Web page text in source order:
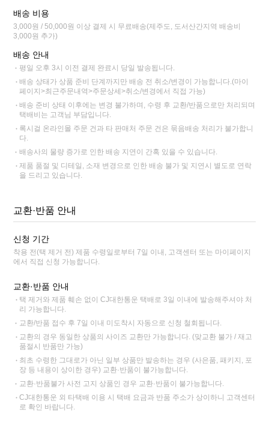
배송 비용
3,000원 / 50,000원 이상 결제 시 무료배송(제주도, 도서산간지역 배송비
3,000원 추가)
배송 안내
평일 오후 3시 이전 결제 완료시 당일 발송됩니다.
배송 상태가 상품 준비 단계까지만 배송 전 취소/변경이 가능합니다.(마이
페이지>최근주문내역>주문상세>취소/변경에서 직접 가능)
배송 준비 상태 이후에는 변경 불가하며, 수령 후 교환/반품으로만 처리되며
택배비는 고객님 부담입니다.
록시걸 온라인몰 주문 건과 타 판매처 주문 건은 묶음배송 처리가 불가합니
다.
배송사의 물량 증가로 인한 배송 지연이 간혹 있을 수 있습니다.
제품 품절 및 디테일, 소재 변경으로 인한 배송 불가 및 지연시 별도로 연락
을 드리고 있습니다.
교환·반품 안내
신청 기간
착용 전(택 제거 전) 제품 수령일로부터 7일 이내, 고객센터 또는 마이페이지
에서 직접 신청 가능합니다.
교환·반품 안내
택 제거와 제품 훼손 없이 CJ대한통운 택배로 3일 이내에 발송해주셔야 처
리 가능합니다.
교환/반품 접수 후 7일 이내 미도착시 자동으로 신청 철회됩니다.
교환의 경우 동일한 상품의 사이즈 교환만 가능합니다. (맞교환 불가 / 재고
품절시 반품만 가능)
최초 수령한 그대로가 아닌 일부 상품만 발송하는 경우 (사은품, 패키지, 포
장 등 내용이 상이한 경우) 교환·반품이 불가능합니다.
교환·반품불가 사전 고지 상품인 경우 교환·반품이 불가능합니다.
CJ대한통운 외 타택배 이용 시 택배 요금과 반품 주소가 상이하니 고객센터
로 확인 바랍니다.